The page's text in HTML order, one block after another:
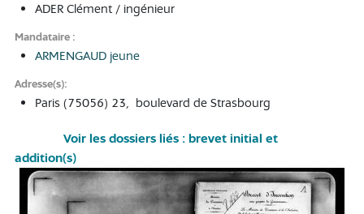
ADER Clément / ingénieur
Mandataire
ARMENGAUD jeune
Adresse(s)
Paris (75056) 23, boulevard de Strasbourg
Voir les dossiers liés : brevet initial et
addition(s)